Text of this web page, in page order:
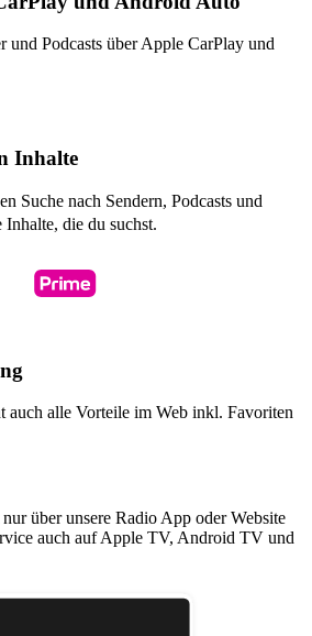
und Podcasts über Apple CarPlay und
Inhalte
Suche nach Sendern, Podcasts und
die du suchst.
auch alle Vorteile im Web inkl. Favoriten
über unsere Radio App oder Website
auch auf Apple TV, Android TV und